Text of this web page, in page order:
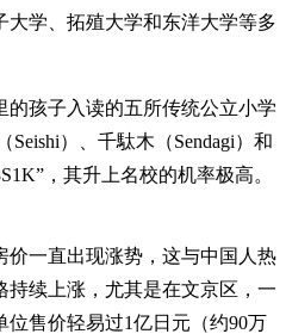
大学、拓殖大学和东洋大学等多
孩子入读的五所传统公立小学
）、千駄木（Sendagi）和
，其升上名校的机率极高。
价一直出现涨势，这与中国人热
续上涨，尤其是在文京区，一
位售价轻易过1亿日元（约90万